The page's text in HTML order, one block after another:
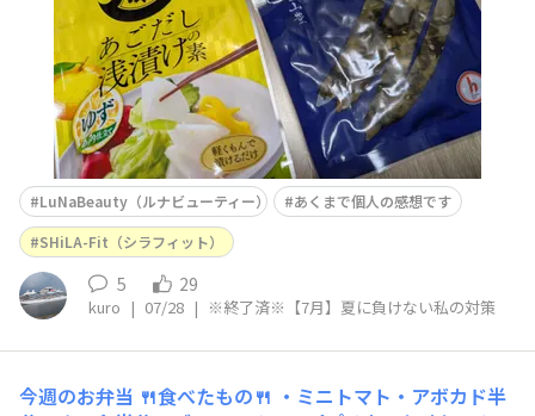
LuNaBeauty（ルナビューティー）
あくまで個人の感想です
SHiLA-Fit（シラフィット）
5 29
kuro | 07/28 | ※終了済※【7月】夏に負けない私の対策
今週のお弁当 🍴食べたもの🍴 ・ミニトマト・アボカド半